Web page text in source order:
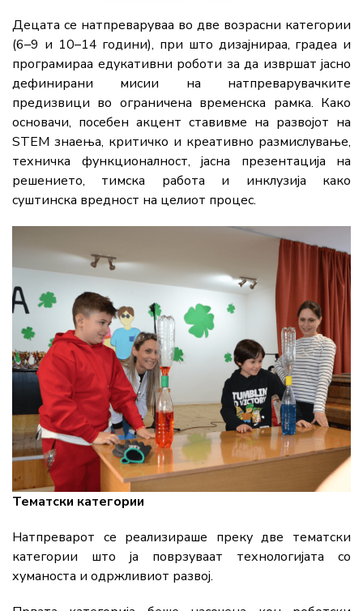
Децата се натпреваруваа во две возрасни категории
(6–9 и 10–14 години), при што дизајнираа, градеа и
програмираа едукативни роботи за да извршат јасно
дефинирани мисии на натпреварувачките
предизвици во ограничена временска рамка. Како
основачи, посебен акцент ставивме на развојот на
STEM знаења, критичко и креативно размислување,
техничка функционалност, јасна презентација на
решението, тимска работа и инклузија како
суштинска вредност на целиот процес.
Тематски категории
Натпреварот се реализираше преку две тематски
категории што ја поврзуваат технологијата со
хуманоста и одржливиот развој.